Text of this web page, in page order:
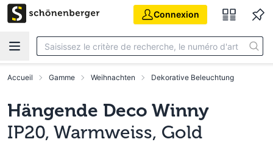
Aller au contenu principal
Connexion
Accueil Gamme Weihnachten Dekorative Beleuchtung
Hängende Deco Winny
IP20, Warmweiss, Gold